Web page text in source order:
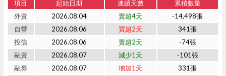
項目 起始日期 連續天數
累積數量
外資
2026.08.04 賣超4天
-14,498張
自營
2026.08.06 買超2天
341張
投信
2026.08.06 賣超2天
-74張
融資
2026.08.07 減少1天
-101張
融券
2026.08.07 增加1天
331張